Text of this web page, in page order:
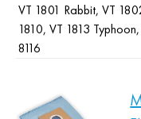
VT 1801 Rabbit, VT
1810, VT 1813
8116